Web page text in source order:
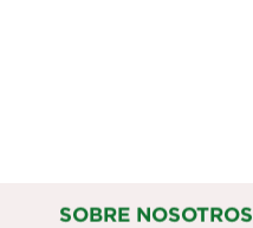
SOBRE NOSOTROS